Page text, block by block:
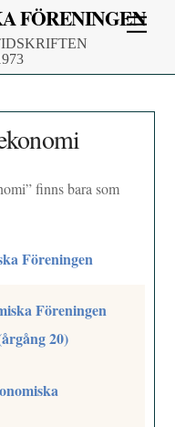
FÖRENINGEN
finns bara som
Föreningen
Föreningen
20)